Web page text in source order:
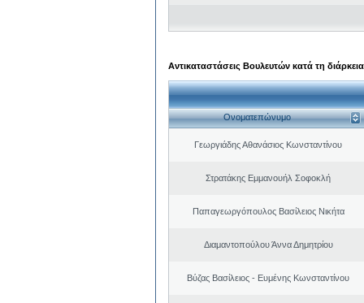
Αντικαταστάσεις Βουλευτών κατά τη
Ονοματεπώνυμο
Γεωργιάδης Αθανάσιος Κωνσταντίνου
Στρατάκης Εμμανουήλ Σοφοκλή
Παπαγεωργόπουλος Βασίλειος Νικήτα
Διαμαντοπούλου Άννα Δημητρίου
Βύζας Βασίλειος - Ευμένης Κωνσταντίνου